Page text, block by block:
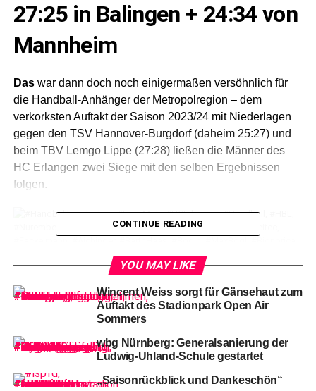
27:25 in Balingen + 24:34 von
Mannheim
Daswar dann doch noch einigermaßen versöhnlich für
die Handball-Anhänger der Metropolregion – dem
verkorksten Auftakt der Saison 2023/24 mit Niederlagen
gegen den TSV Hannover-Burgdorf (daheim 25:27) und
beim TBV Lemgo Lippe (27:28) ließen die Männer des
HC Erlangen zwei Siege mit den selben Ergebnissen
folgen.
82-Ivan Snajder gegen 16-Bertram Obling (ER)
Gegenden Bergischen HC (28:27) und gerade mal 72
Stunden später bei HBW Balingen-Weilstetten (27:25)
gelang ebenso der Punkte-Ausgleich in der Tabelle wie
CONTINUE READING
YOU MAY LIKE
Wincent Weiss sorgt für Gänsehaut zum
Auftakt des Stadionpark Open Air
Sommers
wbg Nürnberg: Generalsanierung der
Ludwig-Uhland-Schule gestartet
„Saisonrückblick und Dankeschön“